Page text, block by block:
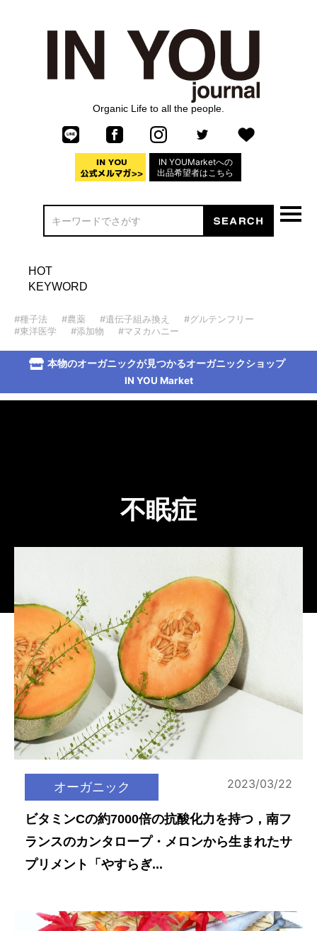
Organic Life to all the people.
IN YOUMarketへの
出品希望者はこちら
HOT
KEYWORD
#種子法 #農薬 #遺伝子組み換え
#グルテンフリー
#東洋医学
#添加物 #マヌカハニー
本物のオーガニックが見つかるオーガニックショップ
IN YOU Market
不眠症
オーガニック 2023/03/22
ビタミンCの約7000倍の抗酸化力を持つ，南フ
ランスのカンタロープ・メロンから生まれたサ
プリメント「やすらぎ...